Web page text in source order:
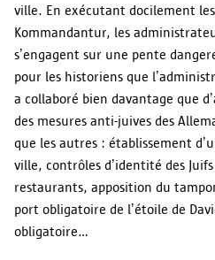
ville. En exécutant docilement
Kommandantur, les
s’engagent sur une pente
pour les historiens que
a collaboré bien davantage que
des mesures anti-juives des
que les autres : établissement
ville, contrôles d’identité des
restaurants, apposition du
port obligatoire de l’étoile de
obligatoire...